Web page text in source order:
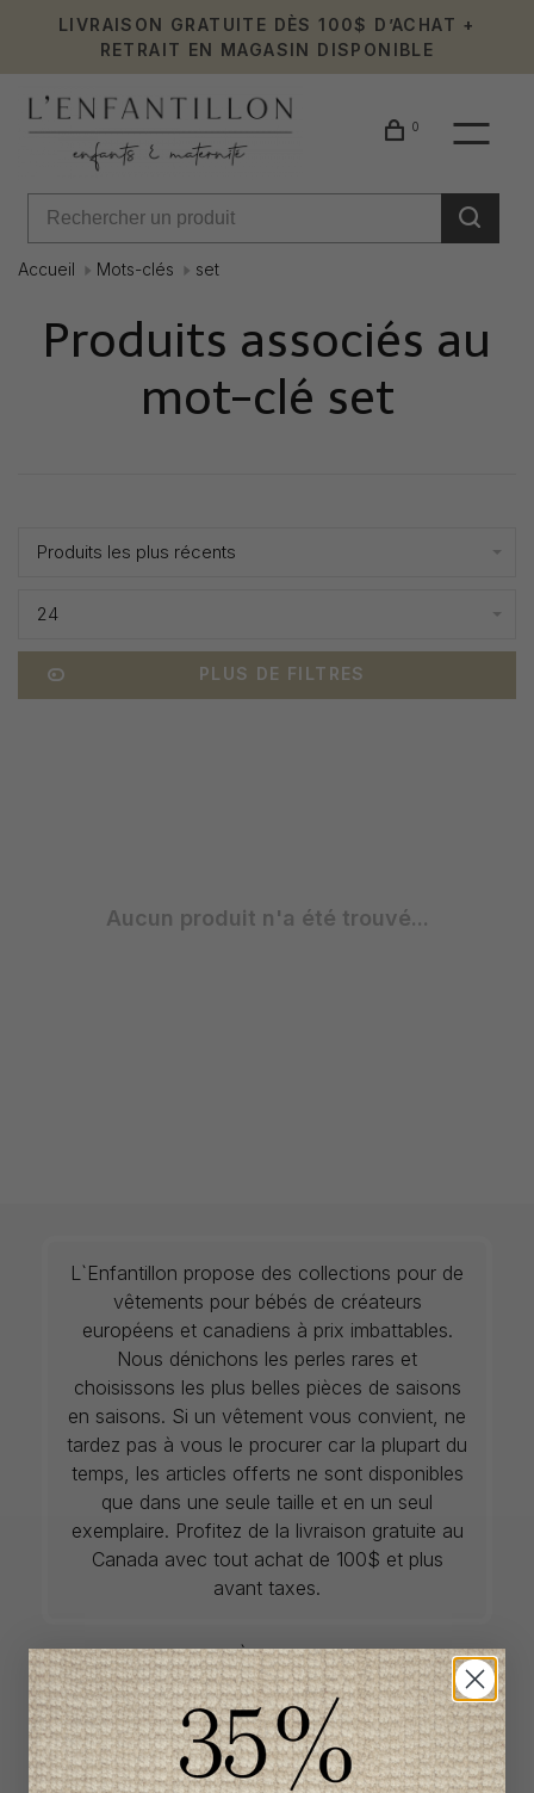
LIVRAISON GRATUITE DÈS 100$ D’ACHAT +
RETRAIT EN MAGASIN DISPONIBLE
0
Accueil Mots-clés set
Produits associés au
mot-clé set
Produits les plus récents
24
PLUS DE FILTRES
Aucun produit n'a été trouvé...
L`Enfantillon propose des collections pour de
vêtements pour bébés de créateurs
européens et canadiens à prix imbattables.
Nous dénichons les perles rares et
choisissons les plus belles pièces de saisons
en saisons. Si un vêtement vous convient, ne
tardez pas à vous le procurer car la plupart du
temps, les articles offerts ne sont disponibles
que dans une seule taille et en un seul
exemplaire. Profitez de la livraison gratuite au
Canada avec tout achat de 100$ et plus
avant taxes.
ACCÈS RAPIDE
magasinez par catégorie